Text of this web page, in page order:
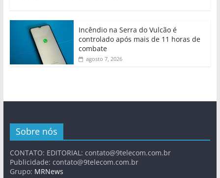
Incêndio na Serra do Vulcão é
controlado após mais de 11 horas de
combate
agosto 7, 2026
Sobre nós
CONTATO: EDITORIAL: contato@9telecom.com.br
Publicidade: contato@9telecom.com.br
Grupo: MRNews